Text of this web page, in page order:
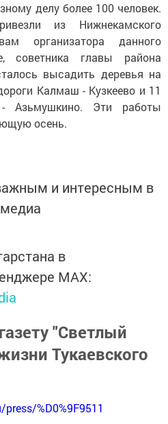
делу более 100 человек.
из Нижнекамского
организатора данного
советника главы района
высадить деревья на
Калмаш - Кузкеево и 11
Эти работы
осень.
и интересным в
в
MАХ:
"Светлый
Тукаевского
%D0%9F9511